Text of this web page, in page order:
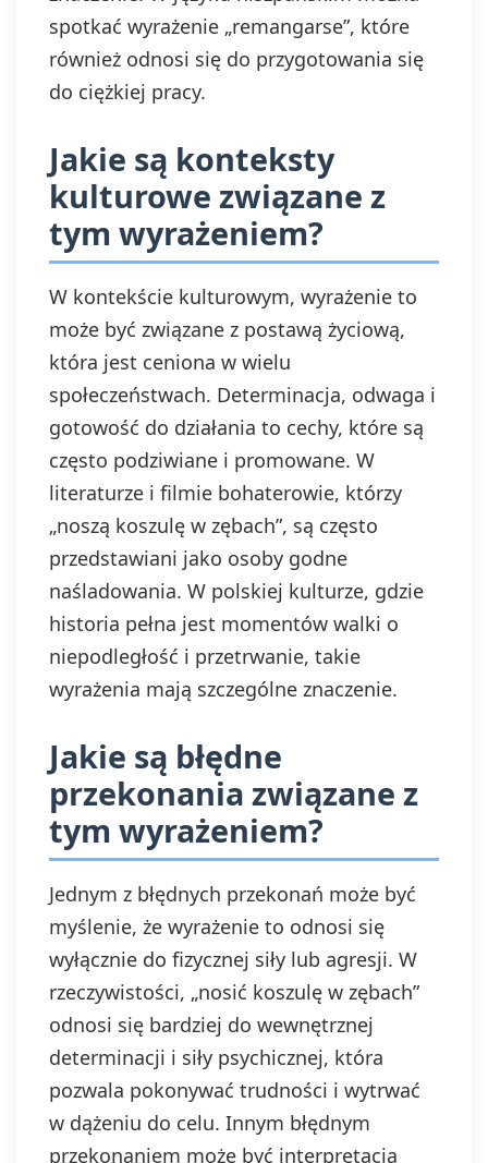
spotkać wyrażenie „remangarse”, które
również odnosi się do przygotowania się
do ciężkiej pracy.
Jakie są konteksty
kulturowe związane z
tym wyrażeniem?
W kontekście kulturowym, wyrażenie to
może być związane z postawą życiową,
która jest ceniona w wielu
społeczeństwach. Determinacja, odwaga i
gotowość do działania to cechy, które są
często podziwiane i promowane. W
literaturze i filmie bohaterowie, którzy
„noszą koszulę w zębach”, są często
przedstawiani jako osoby godne
naśladowania. W polskiej kulturze, gdzie
historia pełna jest momentów walki o
niepodległość i przetrwanie, takie
wyrażenia mają szczególne znaczenie.
Jakie są błędne
przekonania związane z
tym wyrażeniem?
Jednym z błędnych przekonań może być
myślenie, że wyrażenie to odnosi się
wyłącznie do fizycznej siły lub agresji. W
rzeczywistości, „nosić koszulę w zębach”
odnosi się bardziej do wewnętrznej
determinacji i siły psychicznej, która
pozwala pokonywać trudności i wytrwać
w dążeniu do celu. Innym błędnym
przekonaniem może być interpretacja